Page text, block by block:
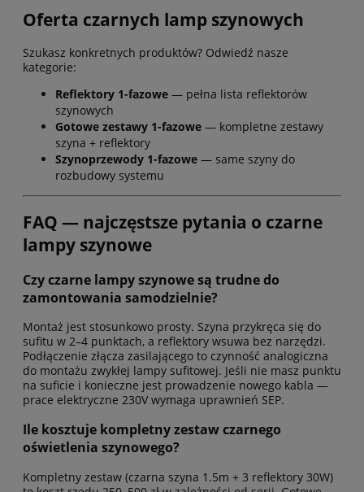
Oferta czarnych lamp szynowych
Szukasz konkretnych produktów? Odwiedź nasze
kategorie:
Reflektory 1-fazowe — pełna lista reflektorów
szynowych
Gotowe zestawy 1-fazowe — kompletne zestawy
szyna + reflektory
Szynoprzewody 1-fazowe — same szyny do
rozbudowy systemu
FAQ — najczęstsze pytania o czarne
lampy szynowe
Czy czarne lampy szynowe są trudne do
zamontowania samodzielnie?
Montaż jest stosunkowo prosty. Szyna przykręca się do
sufitu w 2–4 punktach, a reflektory wsuwa bez narzędzi.
Podłączenie złącza zasilającego to czynność analogiczna
do montażu zwykłej lampy sufitowej. Jeśli nie masz punktu
na suficie i konieczne jest prowadzenie nowego kabla —
prace elektryczne 230V wymaga uprawnień SEP.
Ile kosztuje kompletny zestaw czarnego
oświetlenia szynowego?
Kompletny zestaw (czarna szyna 1.5m + 3 reflektory 30W)